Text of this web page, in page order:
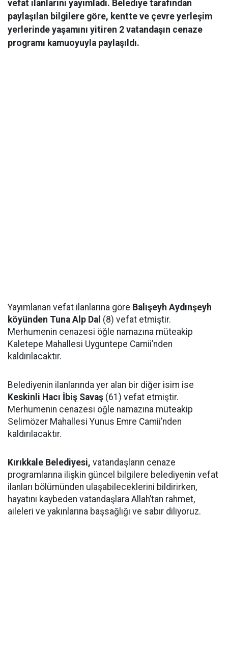
vefat ilanlarını yayımladı. Belediye tarafından
paylaşılan bilgilere göre, kentte ve çevre yerleşim
yerlerinde yaşamını yitiren 2 vatandaşın cenaze
programı kamuoyuyla paylaşıldı.
Yayımlanan vefat ilanlarına göre Balışeyh Aydınşeyh
köyünden Tuna Alp Dal (8) vefat etmiştir.
Merhumenin cenazesi öğle namazına müteakip
Kaletepe Mahallesi Uyguntepe Camii’nden
kaldırılacaktır.
Belediyenin ilanlarında yer alan bir diğer isim ise
Keskinli Hacı İbiş Savaş (61) vefat etmiştir.
Merhumenin cenazesi öğle namazına müteakip
Selimözer Mahallesi Yunus Emre Camii’nden
kaldırılacaktır.
Kırıkkale Belediyesi, vatandaşların cenaze
programlarına ilişkin güncel bilgilere belediyenin vefat
ilanları bölümünden ulaşabileceklerini bildirirken,
hayatını kaybeden vatandaşlara Allah’tan rahmet,
aileleri ve yakınlarına başsağlığı ve sabır diliyoruz.